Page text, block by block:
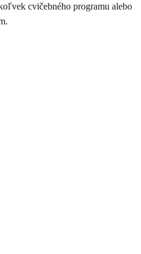
cvičebného programu alebo